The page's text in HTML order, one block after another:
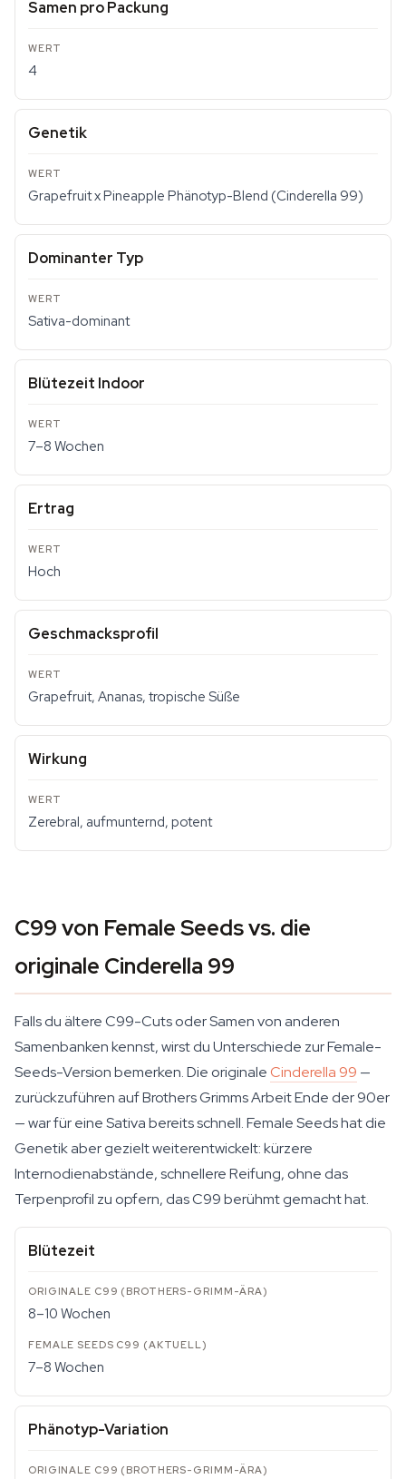
Samen pro Packung
4
Genetik
Grapefruit x Pineapple Phänotyp-Blend (Cinderella 99)
Dominanter Typ
Sativa-dominant
Blütezeit Indoor
7–8 Wochen
Ertrag
Hoch
Geschmacksprofil
Grapefruit, Ananas, tropische Süße
Wirkung
Zerebral, aufmunternd, potent
C99 von Female Seeds vs. die
originale Cinderella 99
Falls du ältere C99-Cuts oder Samen von anderen
Samenbanken kennst, wirst du Unterschiede zur Female-
Seeds-Version bemerken. Die originaleCinderella 99 —
zurückzuführen auf Brothers Grimms Arbeit Ende der 90er
— war für eine Sativa bereits schnell. Female Seeds hat die
Genetik aber gezielt weiterentwickelt: kürzere
Internodienabstände, schnellere Reifung, ohne das
Terpenprofil zu opfern, das C99 berühmt gemacht hat.
Blütezeit
8–10 Wochen
7–8 Wochen
Phänotyp-Variation